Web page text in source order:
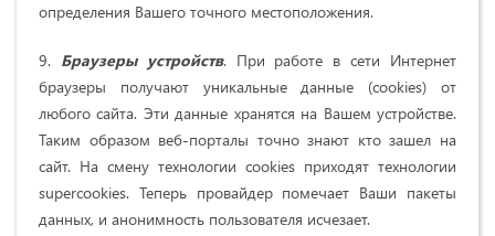
определения Вашего точного местоположения.
9. Браузеры устройств. При работе в сети Интернет
браузеры получают уникальные данные (cookies) от
любого сайта. Эти данные хранятся на Вашем устройстве.
Таким образом веб-порталы точно знают кто зашел на
сайт. На смену технологии cookies приходят технологии
supercookies. Теперь провайдер помечает Ваши пакеты
данных, и анонимность пользователя исчезает.